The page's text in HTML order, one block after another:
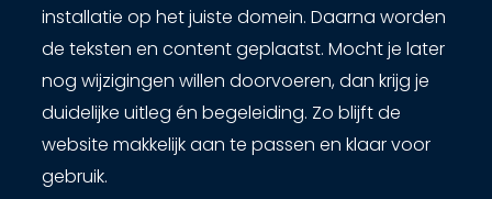
installatie op het juiste domein. Daarna worden
de teksten en content geplaatst. Mocht je later
nog wijzigingen willen doorvoeren, dan krijg je
duidelijke uitleg én begeleiding. Zo blijft de
website makkelijk aan te passen en klaar voor
gebruik.